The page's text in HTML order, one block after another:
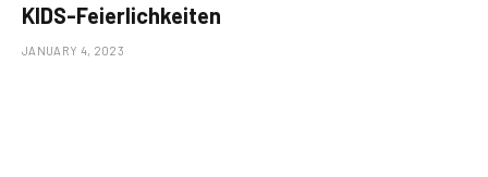
KIDS-Feierlichkeiten
JANUARY 4, 2023